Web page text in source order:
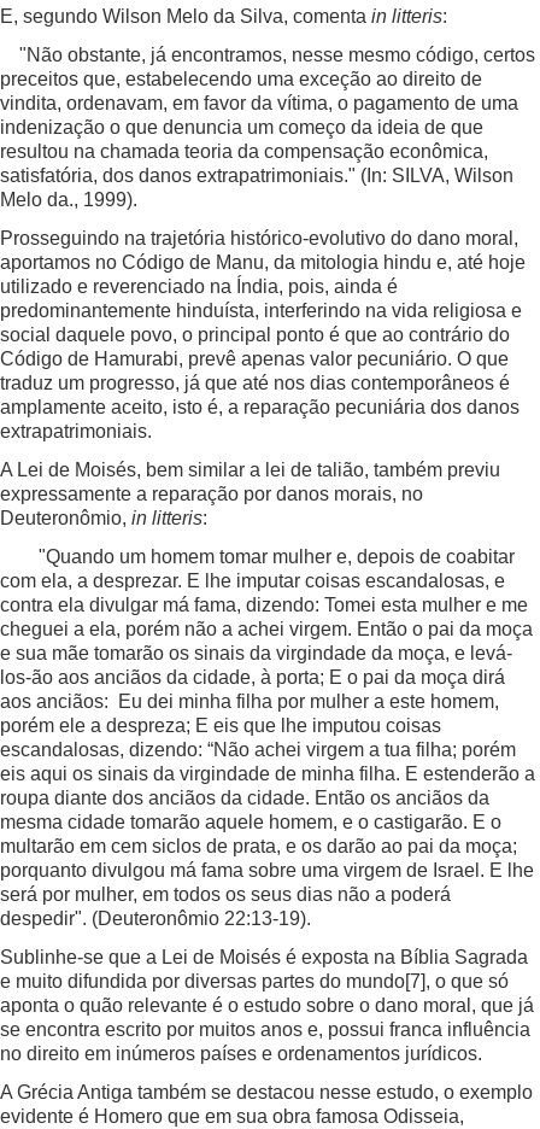
E, segundo Wilson Melo da Silva, comenta in litteris:
"Não obstante, já encontramos, nesse mesmo código, certos
preceitos que, estabelecendo uma exceção ao direito de
vindita, ordenavam, em favor da vítima, o pagamento de uma
indenização o que denuncia um começo da ideia de que
resultou na chamada teoria da compensação econômica,
satisfatória, dos danos extrapatrimoniais." (In: SILVA, Wilson
Melo da., 1999).
Prosseguindo na trajetória histórico-evolutivo do dano moral,
aportamos no Código de Manu, da mitologia hindu e, até hoje
utilizado e reverenciado na Índia, pois, ainda é
predominantemente hinduísta, interferindo na vida religiosa e
social daquele povo, o principal ponto é que ao contrário do
Código de Hamurabi, prevê apenas valor pecuniário. O que
traduz um progresso, já que até nos dias contemporâneos é
amplamente aceito, isto é, a reparação pecuniária dos danos
extrapatrimoniais.
A Lei de Moisés, bem similar a lei de talião, também previu
expressamente a reparação por danos morais, no
Deuteronômio, in litteris:
"Quando um homem tomar mulher e, depois de coabitar
com ela, a desprezar. E lhe imputar coisas escandalosas, e
contra ela divulgar má fama, dizendo: Tomei esta mulher e me
cheguei a ela, porém não a achei virgem. Então o pai da moça
e sua mãe tomarão os sinais da virgindade da moça, e levá-
los-ão aos anciãos da cidade, à porta; E o pai da moça dirá
aos anciãos: Eu dei minha filha por mulher a este homem,
porém ele a despreza; E eis que lhe imputou coisas
escandalosas, dizendo: “Não achei virgem a tua filha; porém
eis aqui os sinais da virgindade de minha filha. E estenderão a
roupa diante dos anciãos da cidade. Então os anciãos da
mesma cidade tomarão aquele homem, e o castigarão. E o
multarão em cem siclos de prata, e os darão ao pai da moça;
porquanto divulgou má fama sobre uma virgem de Israel. E lhe
será por mulher, em todos os seus dias não a poderá
despedir". (Deuteronômio 22:13-19).
Sublinhe-se que a Lei de Moisés é exposta na Bíblia Sagrada
e muito difundida por diversas partes do mundo[7], o que só
aponta o quão relevante é o estudo sobre o dano moral, que já
se encontra escrito por muitos anos e, possui franca influência
no direito em inúmeros países e ordenamentos jurídicos.
A Grécia Antiga também se destacou nesse estudo, o exemplo
evidente é Homero que em sua obra famosa Odisseia,